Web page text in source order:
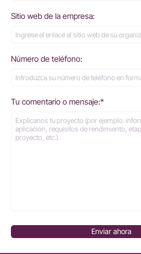
Sitio web de la empresa:
Número de teléfono:
Tu comentario o mensaje:*
Enviar ahora